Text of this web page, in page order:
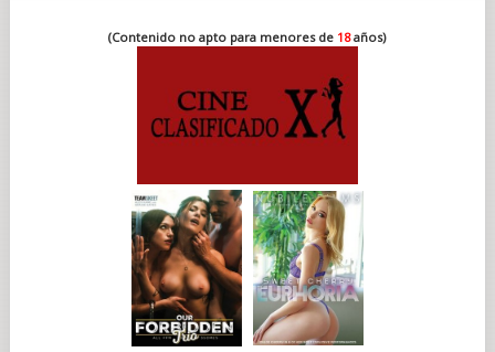
(Contenido no apto para menores de 18años)